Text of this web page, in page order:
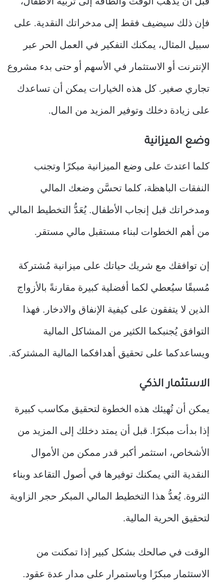
قبل أن يذهب الوقت والطاقة إلى تربية الأطفال،
فإن ذلك سيضيف فقط إلى مدخراتك النقدية. على
سبيل المثال، يمكنك التفكير في العمل الحر عبر
الإنترنت أو الاستثمار في الأسهم أو حتى بدء مشروع
تجاري صغير. كل هذه الخيارات يمكن أن تساعدك
على زيادة دخلك وتوفير المزيد من المال.
وضع الميزانية
كلما اعتدتَ على وضع الميزانية مبكرًا وتجنب
النفقات الباهظة، كلما تحسَّن وضعك المالي
ومدخراتك قبل إنجاب الأطفال. يُعَدُّ التخطيط المالي
من أهم الخطوات لبناء مستقبل مالي مستقر.
إن توافقك مع شريك حياتك على ميزانية مُشتركة
مُسبقًا سيُعطي لكما أفضلية كبيرة مقارنةً بالأزواج
الذين لا يتفقون على كيفية الإنفاق والادخار. فهذا
التوافق يُجنبكما الكثير من المشاكل المالية
ويساعدكما على تحقيق أهدافكما المالية المشتركة.
الاستثمار الذكي
يمكن أن تُهيئك هذه الخطوة لتحقيق مكاسب كبيرة
إذا بدأت مبكرًا. قبل أن يمتد دخلك إلى المزيد من
الأشخاص، استثمر أكبر قدر ممكن من الأموال
النقدية التي يمكنك توفيرها في أصول التقاعد وبناء
الثروة. يُعدُّ هذا التخطيط المالي المبكر حجر الزاوية
لتحقيق الحرية المالية.
الوقت في صالحك بشكل كبير إذا تمكنت من
الاستثمار مبكرًا وباستمرار على مدار عدة عقود.